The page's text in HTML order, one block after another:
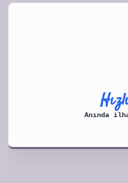
Anında